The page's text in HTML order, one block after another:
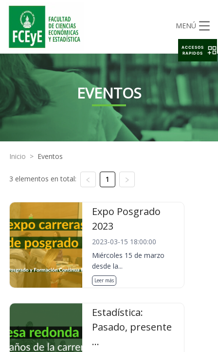
MENÚ
EVENTOS
Inicio > Eventos
3 elementos en total: 1
Expo Posgrado
2023
2023-03-15 18:00:00
Miércoles 15 de marzo
desde la...
Leer más
Estadística:
Pasado, presente
...
ACCESOS
RAPIDOS